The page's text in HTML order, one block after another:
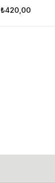
₺420,00